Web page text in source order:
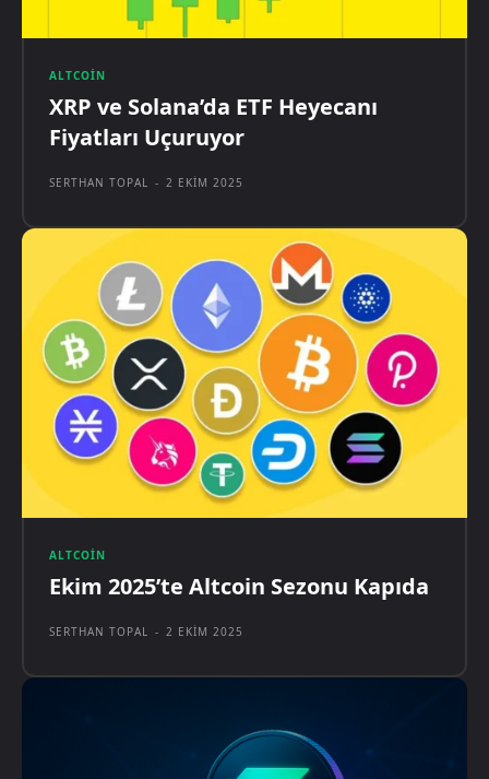
ALTCOIN
XRP ve Solana’da ETF Heyecanı
Fiyatları Uçuruyor
SERTHAN TOPAL - 2 EKIM 2025
ALTCOIN
Ekim 2025’te Altcoin Sezonu Kapıda
SERTHAN TOPAL - 2 EKIM 2025